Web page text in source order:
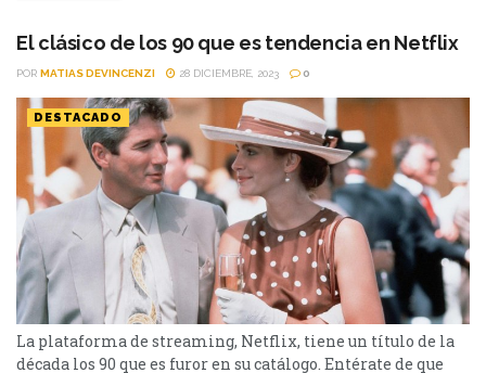
escalofriante con la actriz llamada...
El clásico de los 90 que es tendencia en Netflix
POR MATIAS DEVINCENZI 28 DICIEMBRE, 2023 0
DESTACADO
La plataforma de streaming, Netflix, tiene un título de la
década los 90 que es furor en su catálogo. Entérate de que